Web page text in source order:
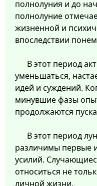
полнолуния и до
полнолуние
жизненной и
впоследствии
В этот период
уменьшаться,
идей и суждений.
минувшие фазы
продолжаются
В этот период
различимы первые
усилий.
относиться не
личной жизни.